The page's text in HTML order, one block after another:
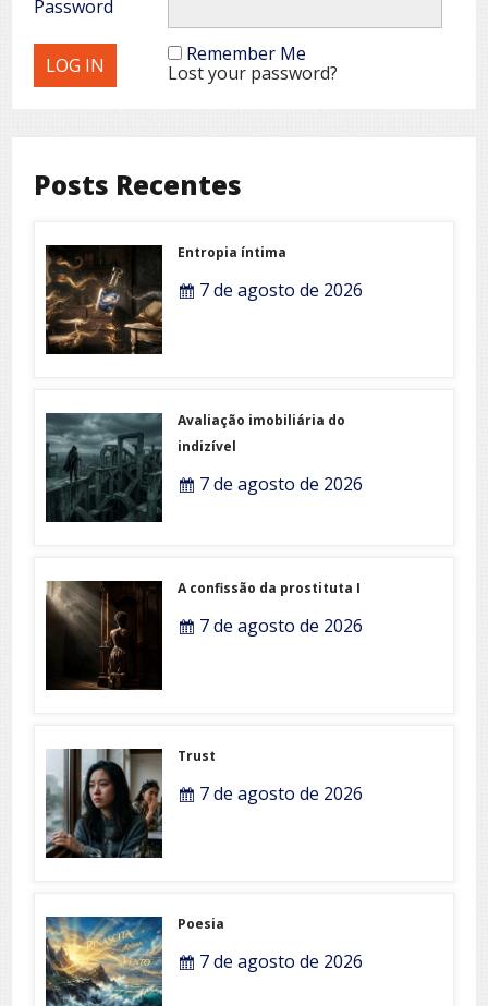
Password
Remember Me
Lost your password?
Posts Recentes
Entropia íntima
7 de agosto de 2026
Avaliação imobiliária do
indizível
7 de agosto de 2026
A confissão da prostituta I
7 de agosto de 2026
Trust
7 de agosto de 2026
Poesia
7 de agosto de 2026